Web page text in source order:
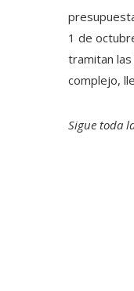
1 de
tramitan
complejo,
Sigue toda